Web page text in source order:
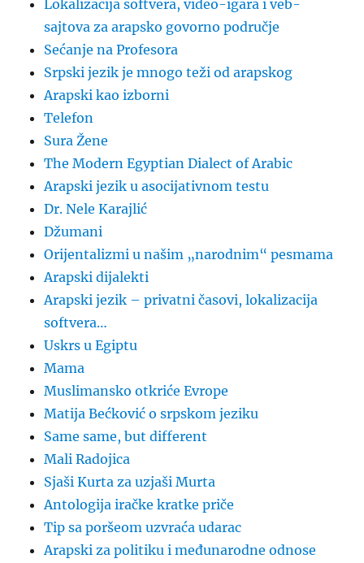
Lokalizacija softvera, video-igara i veb-
sajtova za arapsko govorno područje
Sećanje na Profesora
Srpski jezik je mnogo teži od arapskog
Arapski kao izborni
Telefon
Sura Žene
The Modern Egyptian Dialect of Arabic
Arapski jezik u asocijativnom testu
Dr. Nele Karajlić
Džumani
Orijentalizmi u našim „narodnim“ pesmama
Arapski dijalekti
Arapski jezik – privatni časovi, lokalizacija
softvera…
Uskrs u Egiptu
Mama
Muslimansko otkriće Evrope
Matija Bećković o srpskom jeziku
Same same, but different
Mali Radojica
Sjaši Kurta za uzjaši Murta
Antologija iračke kratke priče
Tip sa poršeom uzvraća udarac
Arapski za politiku i međunarodne odnose